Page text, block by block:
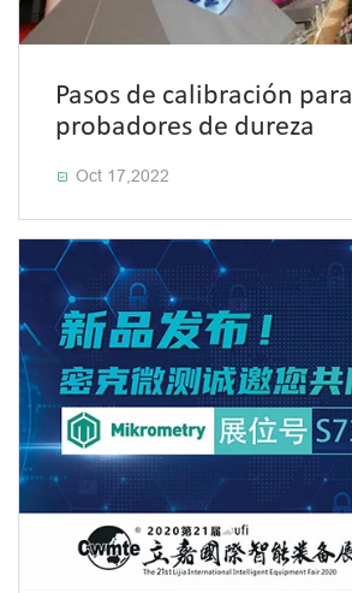
Pasos de calibración para
probadores de dureza
 Oct 17,2022